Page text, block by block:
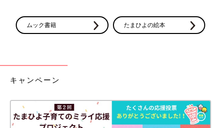
ムック書籍 たまひよの絵本
キャンペーン